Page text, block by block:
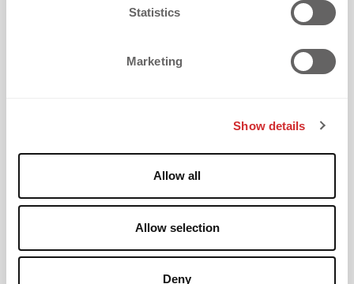
Statistics
Marketing
Show details
Allow all
Allow selection
Deny
Kaum ein Bereich sorgt während einer
Saison für mehr Stress als fehlende
Ein neuer Spieler wird verpflichtet. Ein